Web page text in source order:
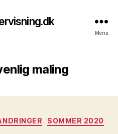
Menu
maling
Kategorier SOMMER 2020